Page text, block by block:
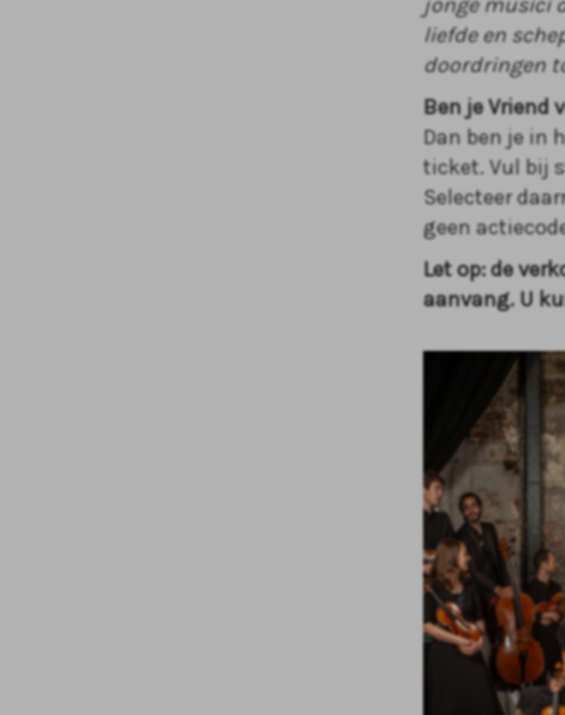
liefde en
doordringen
Ben je Vriend
Dan ben je in
ticket. Vul bij
Selecteer
geen
Let op: de
aanvang. U